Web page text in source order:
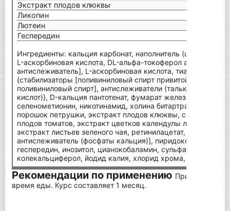
Экстракт плодов клюквы
Ликопин
Лютеин
Геспередин
Ингредиенты: кальция карбонат, наполнитель
L-аскорбиновая кислота, DL-альфа-токоферол ацетат [DL-
антислеживатель], L-аскорбиновая кислота, тиамин
{стабилизаторы [поливиниловый спирт привитой
поливиниловый спирт], антислеживатели (тальк, моно- и
кислот)}, D-кальция пантотенат, фумарат железа, селенит
селенометионин, никотинамид, холина битартрат,
порошок петрушки, экстракт плодов клюквы, спирулина
плодов томатов, экстракт цветков календулы
экстракт листьев зеленого чая, ретинилацетат,
антислеживатель (фосфаты кальция)], пиридоксина
геспередин, инозитол, цианокобаламин, сульфат меди,
колекальциферол, йодид калия, хлорид хрома, кальция L-
Рекомендации по применению Принимать 1
время еды. Курс составляет 1 месяц.